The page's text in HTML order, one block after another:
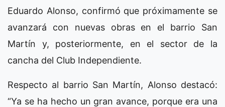
Eduardo Alonso, confirmó que próximamente se
avanzará con nuevas obras en el barrio San
Martín y, posteriormente, en el sector de la
cancha del Club Independiente.
Respecto al barrio San Martín, Alonso destacó:
“Ya se ha hecho un gran avance, porque era una